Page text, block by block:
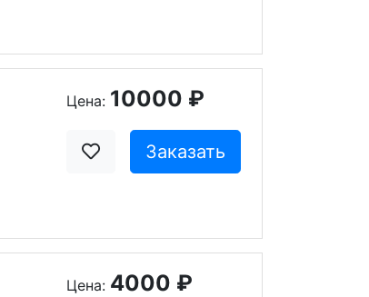
Цена: 10000 ₽
Заказать
Цена: 4000 ₽